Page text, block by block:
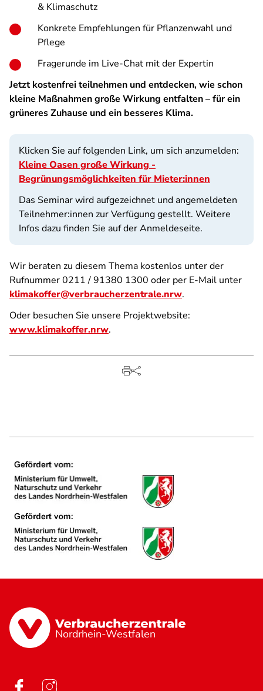
& Klimaschutz
Konkrete Empfehlungen für Pflanzenwahl und
Pflege
Fragerunde im Live-Chat mit der Expertin
Jetzt kostenfrei teilnehmen und entdecken, wie schon
kleine Maßnahmen große Wirkung entfalten – für ein
grüneres Zuhause und ein besseres Klima.
Klicken Sie auf folgenden Link, um sich anzumelden:
Kleine Oasen große Wirkung -
Begrünungsmöglichkeiten für Mieter:innen
Das Seminar wird aufgezeichnet und angemeldeten
Teilnehmer:innen zur Verfügung gestellt. Weitere
Infos dazu finden Sie auf der Anmeldeseite.
Wir beraten zu diesem Thema kostenlos unter der
Rufnummer 0211 / 91380 1300 oder per E-Mail unter
klimakoffer@verbraucherzentrale.nrw.
Oder besuchen Sie unsere Projektwebsite:
www.klimakoffer.nrw.
Nordrhein-Westfalen